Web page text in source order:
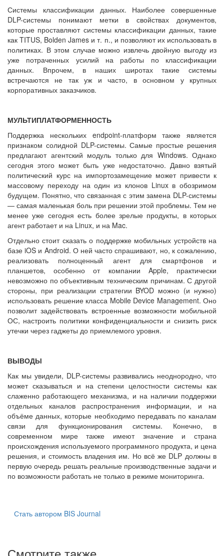
Системы классификации данных. Наиболее совершенные
DLP-системы понимают метки в свойствах документов,
которые проставляют системы классификации данных, такие
как TITUS, Bolden James и т. п., и позволяют их использовать в
политиках. В этом случае можно извлечь двойную выгоду из
уже потраченных усилий на работы по классификации
данных. Впрочем, в наших широтах такие системы
встречаются не так уж и часто, в основном у крупных
корпоративных заказчиков.
МУЛЬТИПЛАТФОРМЕННОСТЬ
Поддержка нескольких endpoint-платформ также является
признаком солидной DLP-системы. Самые простые решения
предлагают агентский модуль только для Windows. Однако
сегодня этого может быть уже недостаточно. Давно взятый
политический курс на импортозамещение может привести к
массовому переходу на один из клонов Linux в обозримом
будущем. Понятно, что связанная с этим замена DLP-системы
— самая маленькая боль при решении этой проблемы. Тем не
менее уже сегодня есть более зрелые продукты, в которых
агент работает и на Linux, и на Mac.
Отдельно стоит сказать о поддержке мобильных устройств на
базе iOS и Android. О ней часто спрашивают, но, к сожалению,
реализовать полноценный агент для смартфонов и
планшетов, особенно от компании Apple, практически
невозможно по объективным техническим причинам. С другой
стороны, при реализации стратегии BYOD можно (и нужно)
использовать решение класса Mobile Device Management. Оно
позволит задействовать встроенные возможности мобильной
ОС, настроить политики конфиденциальности и снизить риск
утечки через гаджеты до приемлемого уровня.
ВЫВОДЫ
Как мы увидели, DLP-системы развивались неоднородно, что
может сказываться и на степени целостности системы как
слаженно работающего механизма, и на наличии поддержки
отдельных каналов распространения информации, и на
объёме данных, которые необходимо передавать по каналам
связи для функционирования системы. Конечно, в
современном мире также имеют значение и страна
происхождения используемого программного продукта, и цена
решения, и стоимость владения им. Но всё же DLP должны в
первую очередь решать реальные производственные задачи и
по возможности работать не только в режиме мониторинга.
Стать автором BIS Journal